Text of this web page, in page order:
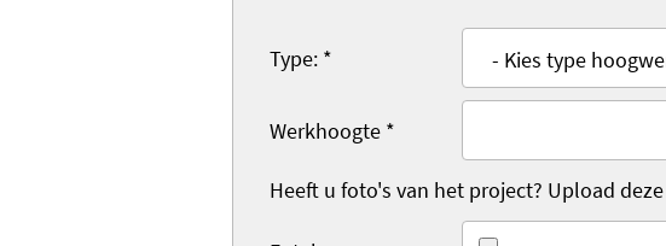
Type: *
Werkhoogte *
Heeft u foto's van het project? Upload